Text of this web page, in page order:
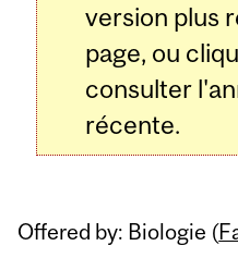
version plus
page, ou
consulter
récente.
Offered by: Biologie (